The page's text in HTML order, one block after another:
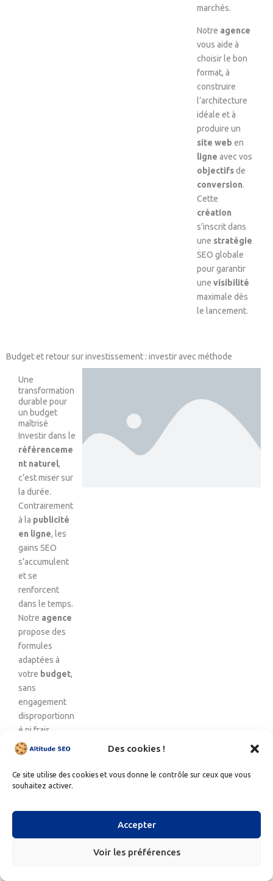
Des cookies !
Ce site utilise des cookies et vous donne le contrôle sur ceux que vous
souhaitez activer.
Accepter
Voir les préférences
marchés.
Notre agence
vous aide à
choisir le bon
format, à
construire
l’architecture
idéale et à
produire un
site web en
ligne avec vos
objectifsde
conversion.
Cette
création
s’inscrit dans
une stratégie
SEO globale
pour garantir
unevisibilité
maximale dès
le lancement.
Budget et retour sur investissement : investir avec méthode
Une
transformation
durable pour
un budget
maîtrisé
Investir dans le
référenceme
nt naturel,
c’est miser sur
la durée.
Contrairement
à la publicité
en ligne, les
gains SEO
s’accumulent
et se
renforcent
dans le temps.
Notre agence
propose des
formules
adaptées à
votre budget,
sans
engagement
disproportionn
é ni frais
cachés.
investi doit
résultat
c’est notre